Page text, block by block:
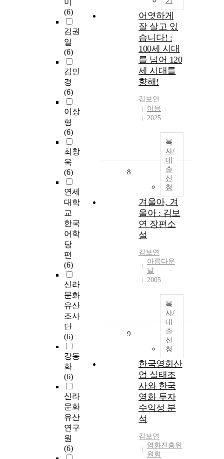
미
(6)
김권
일
(6)
김민
경
(6)
이장
형
(6)
최창
욱
(6)
연세
대학
교
한국
어학
당
편
(6)
신라
문화
유산
조사
단
(6)
강동
화
(6)
신라
문화
유산
연구
원
(6)
어엿하게
잘 살고 있
습니다! :
100세 시대
를 넘어 120
세 시대를
향해!
김보연
이음
2025
복
사/
대
출
신
청
8
겨울아, 겨
울아 : 김보
연 장편소
설
김보연
아름다운
날
2005
복
사/
대
출
신
청
9
한국영화산
업 실태조
사와 한국
영화 투자
수익성 분
석
김보연
영화진흥위
원회